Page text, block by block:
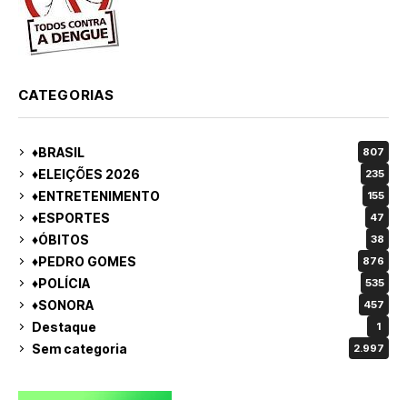
CATEGORIAS
♦BRASIL 807
♦ELEIÇÕES 2026 235
♦ENTRETENIMENTO 155
♦ESPORTES 47
♦ÓBITOS 38
♦PEDRO GOMES 876
♦POLÍCIA 535
♦SONORA 457
Destaque 1
Sem categoria 2.997